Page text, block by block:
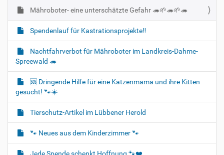
Mähroboter- eine unterschätzte Gefahr 🦔🌱🦔🌱🦔
Spendenlauf für Kastrationsprojekte‼️
Nachtfahrverbot für Mähroboter im Landkreis-Dahme-
Spreewald 🦔
🆘️ Dringende Hilfe für eine Katzenmama und ihre Kitten
gesucht! 🐾☀️
Tierschutz-Artikel im Lübbener Herold
🐾 Neues aus dem Kinderzimmer 🐾